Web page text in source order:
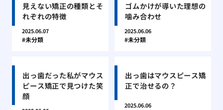
見えない矯正の種類とそ
れぞれの特徴
2025.06.07
未分類
ゴムかけが導いた理想の
噛み合わせ
2025.06.06
未分類
出っ歯だった私がマウス
ピース矯正で見つけた笑
顔
出っ歯はマウスピース矯
正で治せるの？
2025.06.06